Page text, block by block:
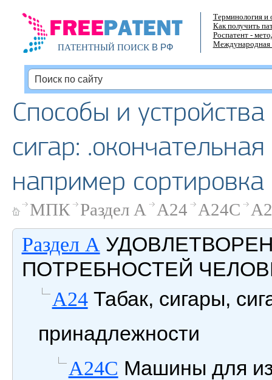
ПАТЕНТНЫЙ ПОИСКВ РФ
Терминология и
Как получить
Роспатент -
Международная
Способы и
сигар:
например
МПК Раздел A A24 A24C
Раздел A
ПОТРЕБНОСТЕЙ
A24Табак, сигары,
принадлежности
A24C Машины для